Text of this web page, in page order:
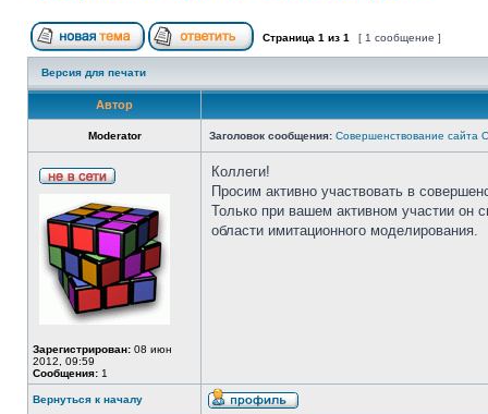
Страница 1 из 1 [ 1 сообщение ]
Версия для печати
Автор
Moderator Заголовок сообщения: Совершенствование сайта
Зарегистрирован: 08 июн
2012, 09:59
Сообщения: 1
Коллеги!
Просим активно участвовать в
Только при вашем активном участии он
области имитационного моделирования.
Вернуться к началу